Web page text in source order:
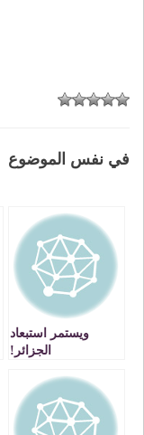
في نفس الموضوع
ويستمر استبعاد
الجزائر!